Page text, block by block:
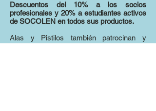
Descuentos del 10% a los socios
profesionales y 20% a estudiantes activos
de SOCOLEN en todos sus productos.
Alas y Pistilos también patrocinan y
coordinan el evento “Arte entomológico: